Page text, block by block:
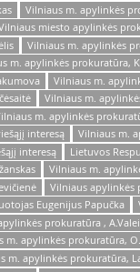
Vilniaus m. apylinkės
miesto apylinkės
Vilniaus m. apylinkės
m. apylinkės prokuratūra,
Vilniaus m.
Vilniaus m.
m. apylinkės
interesą
Vilniaus m.
interesą
Lietuvos
Vilniaus m.
Vilniaus apylinkės
Eugenijus Papučka
prokuratūra ,
m. apylinkės prokuratūra,
m. apylinkės prokuratūra,